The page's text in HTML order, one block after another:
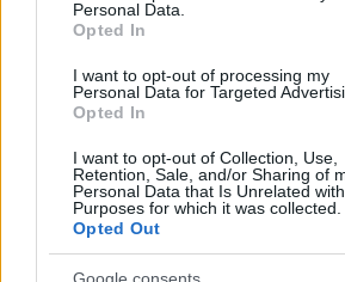
Personal Data.
Opted In
I want to opt-out of processing my
Personal Data for Targeted
Opted In
I want to opt-out of Collection, Use,
Retention, Sale, and/or Sharing of
Personal Data that Is Unrelated
Purposes for which it was collected.
Opted Out
Συγκεκριμένα, η Εισαγγελέας
άσκησε σε βάρος του 53χρονου
πρόθεση, σε ήρεμη ψυχική
συναυτουργία και τους
Οι δύο κατηγορούμενοι,